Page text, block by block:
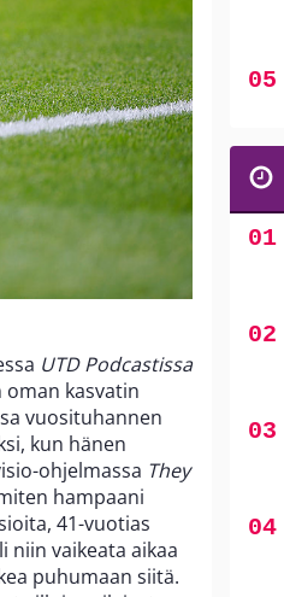
UTD Podcastissa
oman kasvatin
vuosituhannen
kun hänen
ohjelmassa They
hampaani
41-vuotias
niin vaikeata aikaa
puhumaan siitä.